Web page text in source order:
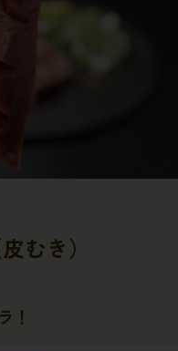
むき）
！